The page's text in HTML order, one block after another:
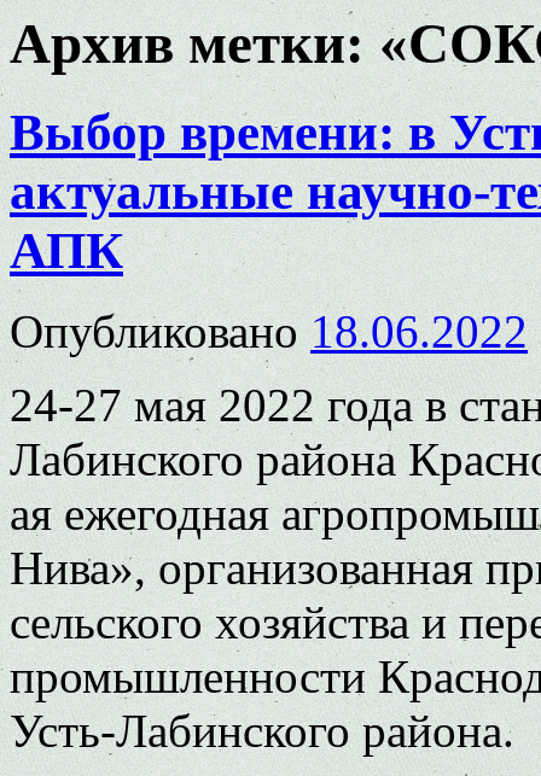
Архив метки:
Выбор времени: в
актуальные научно-
АПК
Опубликовано 18.06.2022
24-27 мая 2022 года в
Лабинского района
ая ежегодная
Нива», организованная
сельского хозяйства и
промышленности
Усть-Лабинского района.